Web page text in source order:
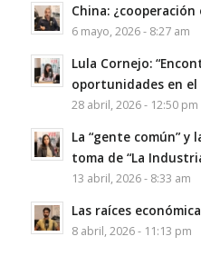
China: ¿cooperación
6 mayo, 2026 - 8:27 am
Lula Cornejo:
oportunidades en el
28 abril, 2026 - 12:50 pm
La “gente común”
toma de “La
13 abril, 2026 - 8:33 am
Las raíces
8 abril, 2026 - 11:13 pm